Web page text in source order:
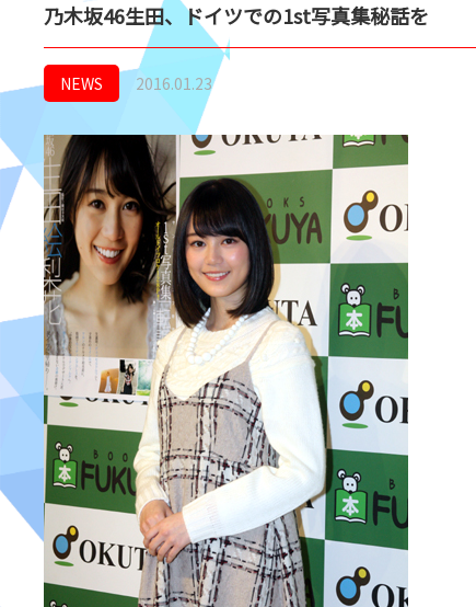
乃木坂46生田、ドイツでの1st写真集秘話を
NEWS 2016.01.23